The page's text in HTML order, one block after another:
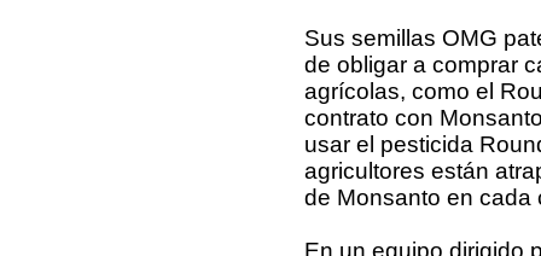
Sus semillas OMG
de obligar a comprar
agrícolas, como el
contrato con
usar el pesticida
agricultores están
de Monsanto en cada